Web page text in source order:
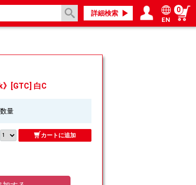
詳細検索
EN
0
》[GTC] 白C
数量
カートに追加